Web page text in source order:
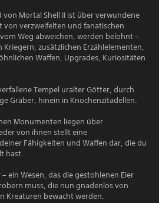
Mortal Shell II ist über verwundene
von verzweifelten und fanatischen
Weg abweichen, werden belohnt –
zusätzlichen Erzählelementen,
Waffen, Upgrades, Kuriositäten
Tempel uralter Götter, durch
Gräber, hinein in Knochenzitadellen.
Monumenten liegen über
von ihnen stellt eine
Fähigkeiten und Waffen dar, die du
hast.
ein Wesen, das die gestohlenen Eier
muss, die nun gnadenlos von
Kreaturen bewacht werden.